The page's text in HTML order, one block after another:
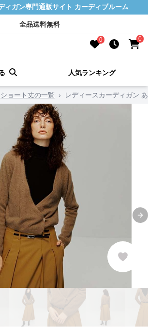
ィガン専門通販サイト カーディブルーム
全品送料無料
0 0
人気ランキング
ショート丈の一覧 › レディースカーディガン